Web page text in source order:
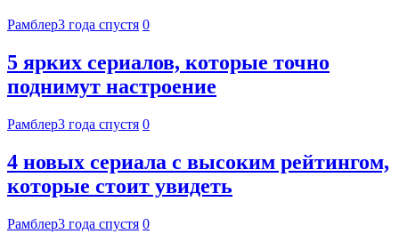
Рамблер3 года спустя 0
5 ярких сериалов, которые точно
поднимут настроение
Рамблер3 года спустя 0
4 новых сериала с высоким рейтингом,
которые стоит увидеть
Рамблер3 года спустя 0